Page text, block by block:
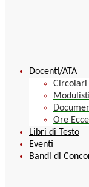
Docenti/ATA
Circolari
Ore
Libri di Testo
Eventi
Bandi di